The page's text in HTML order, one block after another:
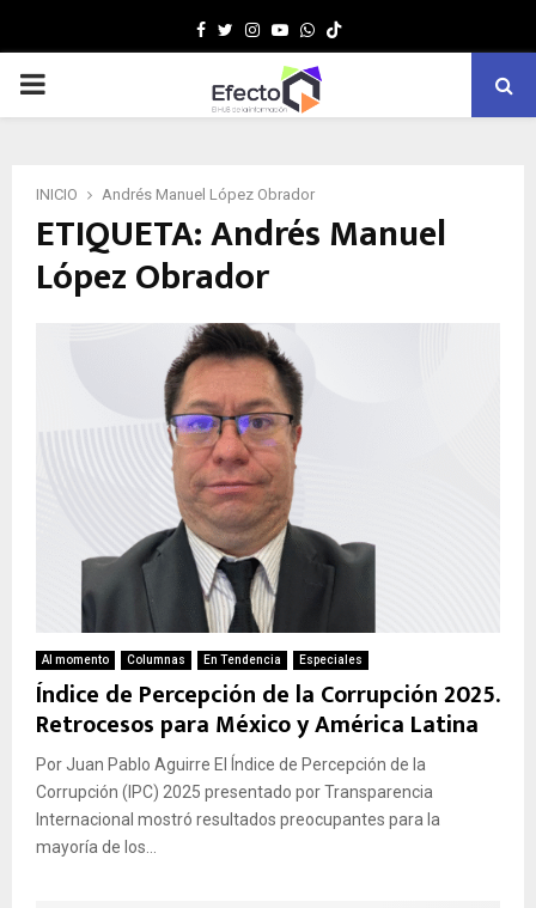
Facebook
TwitterInstagram
YoutubeWhatsapp
MENÚ
INICIO Andrés Manuel López Obrador
ETIQUETA: Andrés Manuel
López Obrador
Al momento Columnas En Tendencia Especiales
Índice de Percepción de la Corrupción 2025.
Retrocesos para México y América Latina
Por ​​​​​​Juan Pablo Aguirre El Índice de Percepción de la
Corrupción (IPC) 2025 presentado por Transparencia
Internacional mostró resultados preocupantes para la
mayoría de los...